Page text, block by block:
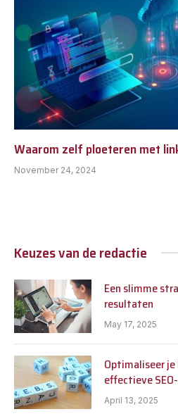
Waarom zelf ploeteren met
November 24, 2024
Keuzes van de redactie
Een slimme
resultaten
May 17, 2025
Optimaliseer je
effectieve
April 13, 2025